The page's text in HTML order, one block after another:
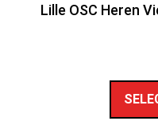
Lille OSC Heren